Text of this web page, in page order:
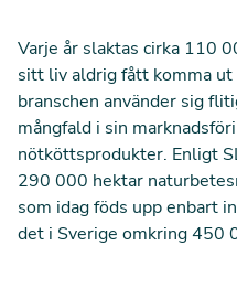
Varje år slaktas cirka 110
sitt liv aldrig fått komma ut
branschen använder sig
mångfald i sin
nötköttsprodukter. Enligt
290 000 hektar
som idag föds upp enbart
det i Sverige omkring450